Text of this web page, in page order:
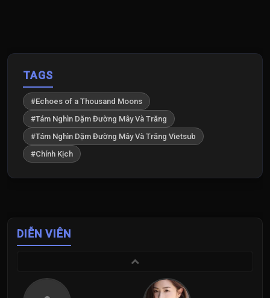
TAGS
#Echoes of a Thousand Moons
#Tám Nghìn Dặm Đường Mây Và Trăng
#Tám Nghìn Dặm Đường Mây Và Trăng Vietsub
#Chính Kịch
DIỄN VIÊN